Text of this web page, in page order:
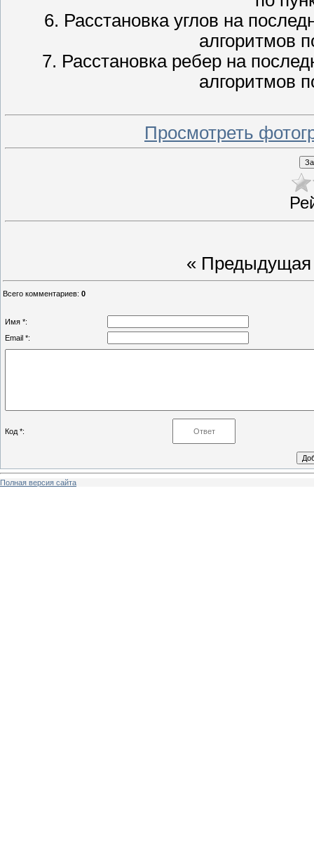
6. Расстановка углов на
алгоритмов
7. Расстановка ребер на
алгоритмов
Просмотреть
« Предыдущая
Всего комментариев: 0
Имя *:
Email *:
Код *:
Полная версия сайта